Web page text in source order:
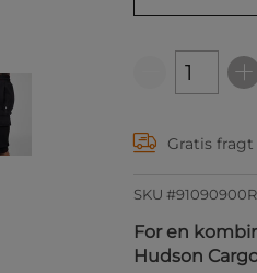
Gratis fragt
SKU
For en
Hudson